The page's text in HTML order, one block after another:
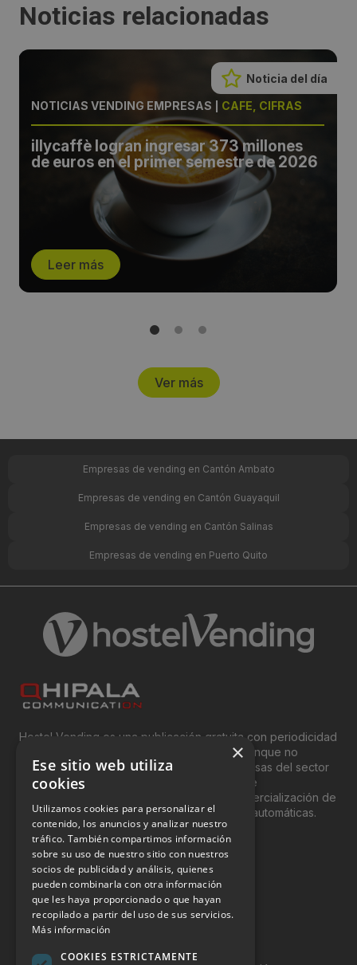
Noticias relacionadas
NOTICIAS VENDING EMPRESAS CAFÉ, CIFRAS
illycaffè logran ingresar 373 millones
de euros en el primer semestre de 2026
Leer más
Noticia del día
Ver más
Empresas de vending en Cantón Ambato
Empresas de vending en Cantón Guayaquil
Empresas de vending en Cantón Salinas
Empresas de vending en Puerto Quito
Hostel Vending es una publicación gratuita con periodicidad
bimensual y que está orientada, principal, aunque no
exclusivamente, a los profesionales y empresas del sector
del “Vending”; nombre con el que se conoce
genéricamente entre profesionales a la comercialización de
productos y servicios a través de máquinas automáticas.
INFORMACIÓN LEGAL
Aviso Legal
Política de Privacidad
×
Ese sitio web utiliza
cookies
Utilizamos cookies para personalizar el
contenido, los anuncios y analizar nuestro
tráfico. También compartimos información
sobre su uso de nuestro sitio con nuestros
socios de publicidad y análisis, quienes
pueden combinarla con otra información
que les haya proporcionado o que hayan
recopilado a partir del uso de sus servicios.
Más información
COOKIES ESTRICTAMENTE